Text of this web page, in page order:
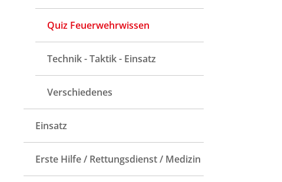
Quiz Feuerwehrwissen
Technik - Taktik - Einsatz
Verschiedenes
Einsatz
Erste Hilfe / Rettungsdienst / Medizin